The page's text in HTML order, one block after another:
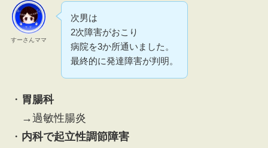
すーさんママ
次男は
2次障害がおこり
病院を3か所通いました。
最終的に発達障害が判明。
・ 胃腸科
→過敏性腸炎
・ 内科で起立性調節障害